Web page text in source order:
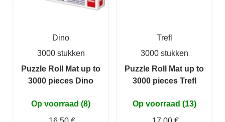
Dino
3000 stukken
Puzzle Roll Mat up to
3000 pieces Dino
Op voorraad (8)
Trefl
3000 stukken
Puzzle Roll Mat up to
3000 pieces Trefl
Op voorraad (13)